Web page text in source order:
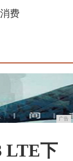
消费
广告
LTE下